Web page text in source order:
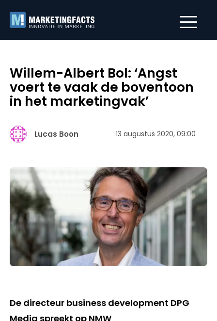
Willem-Albert Bol: ‘Angst
voert te vaak de boventoon
in het marketingvak’
Lucas Boon 13 augustus 2020, 09:00
De directeur business development DPG
Media spreekt op NMW